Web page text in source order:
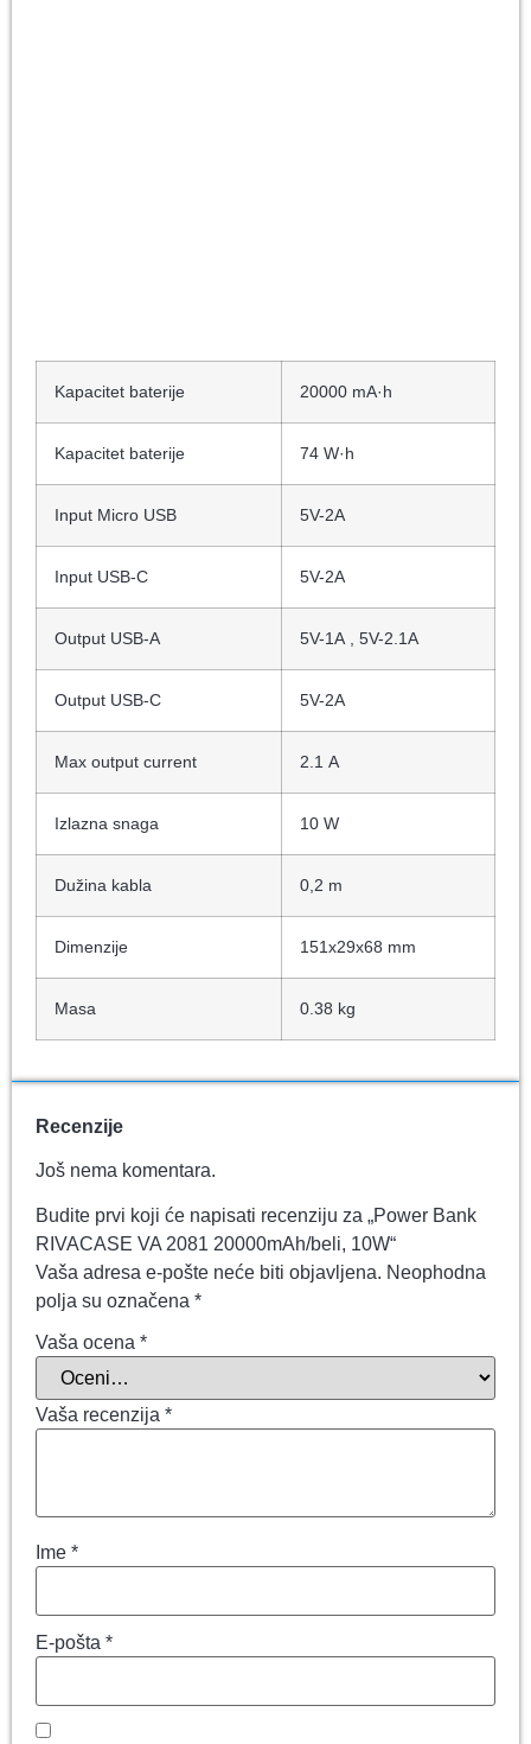
Kapacitet baterije 20000 mA·h
Kapacitet baterije 74 W·h
Input Micro USB 5V-2A
Input USB-C 5V-2A
Output USB-A 5V-1A 5V-2.1A
Output USB-C 5V-2A
Max output current 2.1 A
Izlazna snaga 10 W
Dužina kabla 0,2 m
Dimenzije 151x29x68 mm
Masa 0.38 kg
Recenzije
Još nema komentara.
Budite prvi koji će napisati recenziju za „Power Bank
RIVACASE VA 2081 20000mAh/beli, 10W“
Vaša adresa e-pošte neće biti objavljena. Neophodna
polja su označena *
Vaša ocena *
Vaša recenzija *
Ime *
E-pošta *